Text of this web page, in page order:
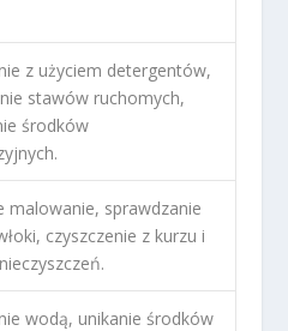
z użyciem detergentów,
stawów ruchomych,
środków
malowanie, sprawdzanie
czyszczenie z kurzu i
wodą, unikanie środków